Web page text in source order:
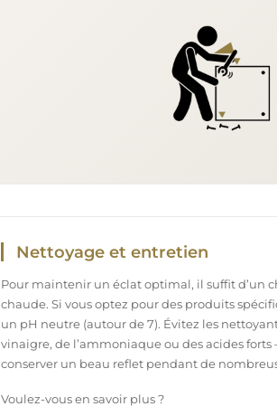
Nettoyage et entretien
Pour maintenir un éclat optimal, il suffit d’un
chaude. Si vous optez pour des produits
un pH neutre (autour de 7). Évitez les
vinaigre, de l’ammoniaque ou des acides forts
conserver un beau reflet pendant de
Voulez-vous en savoir plus ?